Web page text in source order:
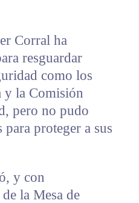
Corral ha
resguardar
como los
y la Comisión
pero no pudo
para proteger a sus
y con
la Mesa de